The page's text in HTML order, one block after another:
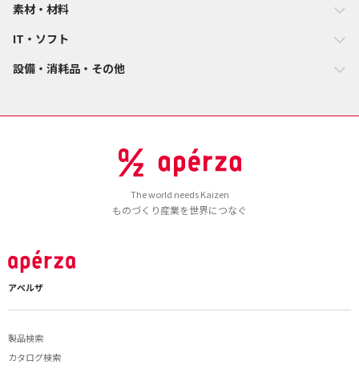
素材・材料
IT・ソフト
設備・消耗品・その他
The world needs Kaizen
ものづくり産業を世界につなぐ
アペルザ
製品検索
カタログ検索